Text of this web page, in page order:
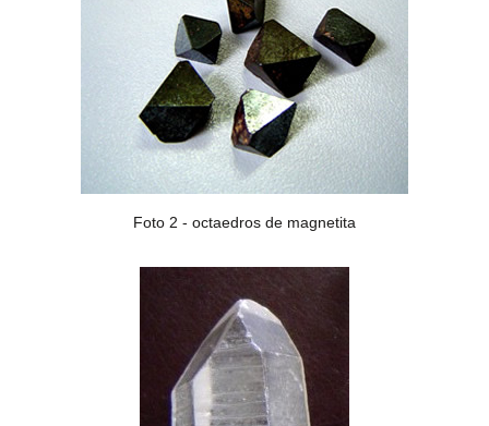
Foto 2 - octaedros de magnetita